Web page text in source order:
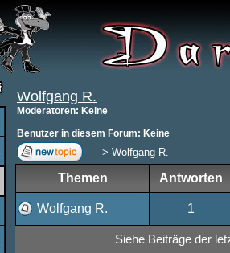
Wolfgang R.
Moderatoren: Keine
Benutzer in diesem Forum: Keine
-> Wolfgang R.
Themen Antworten
Wolfgang R. 1
Siehe Beiträge der